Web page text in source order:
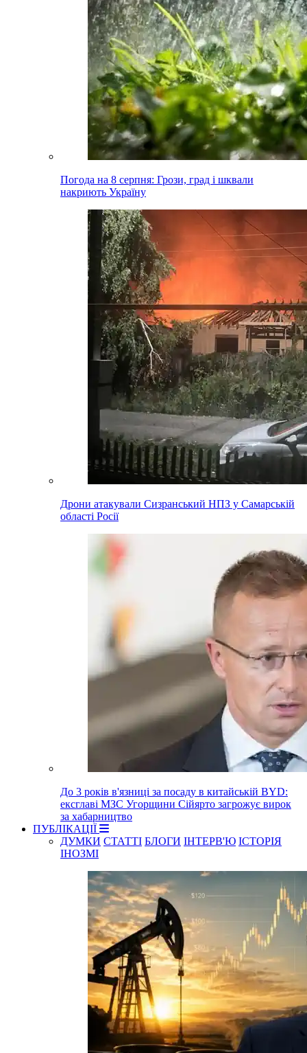
Погода на 8 серпня: Грози, град і шквали
накриють Україну
Дрони атакували Сизранський НПЗ у Самарській
області Росії
До 3 років в'язниці за посаду в китайській BYD:
ексглаві МЗС Угорщини Сійярто загрожує вирок
за хабарництво
ПУБЛІКАЦІЇ
ДУМКИ СТАТТІ БЛОГИ ІНТЕРВ'Ю ІСТОРІЯ
ІНОЗМІ